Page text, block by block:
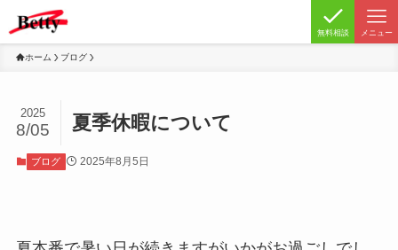
無料相談 メニュー
ホーム ブログ
夏季休暇について
2025
8/05
ブログ 2025年8月5日